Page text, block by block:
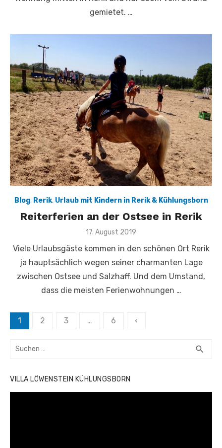
gemietet. …
Blog, Rerik, Urlaub mit Kindern in Rerik & Kühlungsborn
Reiterferien an der Ostsee in Rerik
Veröffentlicht
17. August 2019
Viele Urlaubsgäste kommen in den schönen Ort Rerik
ja hauptsächlich wegen seiner charmanten Lage
zwischen Ostsee und Salzhaff. Und dem Umstand,
dass die meisten Ferienwohnungen …
Seitennummerierung
der
Beiträge
1 2 3 … 6 ‹
Suchen
search
VILLA LÖWENSTEIN KÜHLUNGSBORN